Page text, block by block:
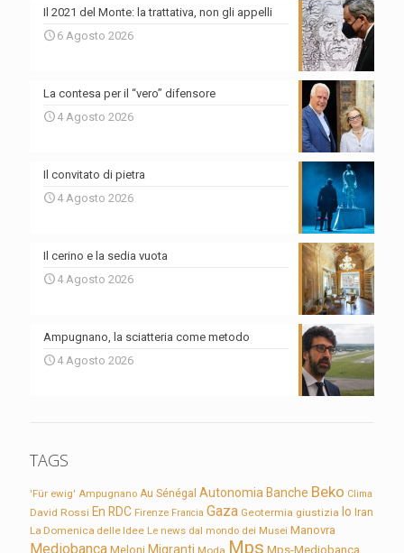
Il 2021 del Monte: la trattativa, non gli appelli
6 Agosto 2026
La contesa per il “vero” difensore
4 Agosto 2026
Il convitato di pietra
4 Agosto 2026
Il cerino e la sedia vuota
4 Agosto 2026
Ampugnano, la sciatteria come metodo
4 Agosto 2026
TAGS
'Für ewig' Ampugnano Au Sénégal Autonomia Banche Beko Clima
David Rossi En RDC Firenze Francia Gaza Geotermia giustizia Io Iran
La Domenica delle Idee Le news dal mondo dei Musei Manovra
Mediobanca Meloni Migranti Mps Mps-Mediobanca